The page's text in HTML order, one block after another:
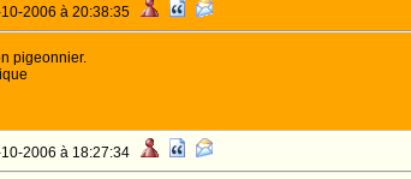
2006 à 20:38:35
pigeonnier.
2006 à 18:27:34